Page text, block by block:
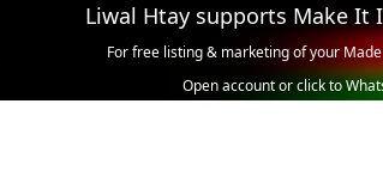
Liwal Htay supports Make It
For free listing & marketing of your
Open account or click to